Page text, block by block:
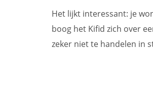
Het lijkt interessant: je
boog het Kifid zich over
zeker niet te handelen in